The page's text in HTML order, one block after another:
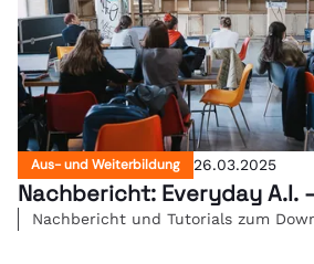
Aus- und Weiterbildung 26.03.2025
Nachbericht: Everyday A.I.
Nachbericht und Tutorials zum